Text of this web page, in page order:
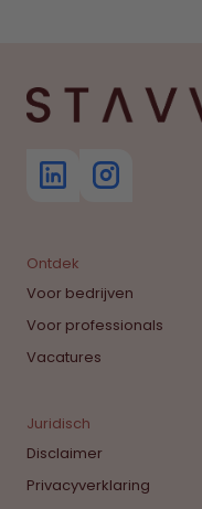
Ontdek
Voor bedrijven
Voor professionals
Vacatures
Juridisch
Disclaimer
Privacyverklaring